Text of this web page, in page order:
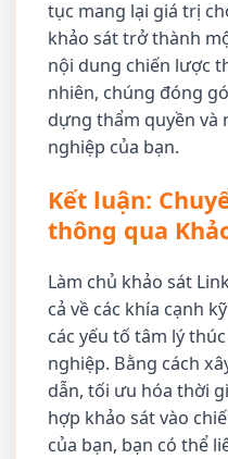
tục mang lại giá trị
khảo sát trở thành
nội dung chiến lược
nhiên, chúng đóng
dựng thẩm quyền
nghiệp của bạn.
Kết luận:
thông qua
Làm chủ khảo sát
cả về các khía cạnh
các yếu tố tâm lý
nghiệp. Bằng cách
dẫn, tối ưu hóa thời
hợp khảo sát vào
của bạn, bạn có thể